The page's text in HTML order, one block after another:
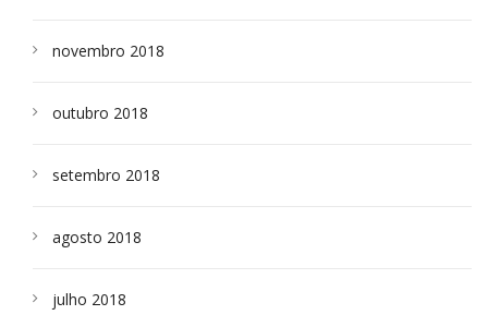
novembro 2018
outubro 2018
setembro 2018
agosto 2018
julho 2018